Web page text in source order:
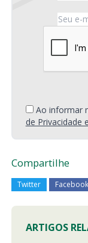
Ao informar
de Privacidade
Compartilhe
Twitter Facebook
ARTIGOS